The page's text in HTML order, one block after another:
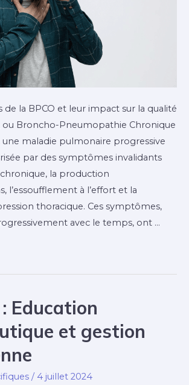
de la BPCO et leur impact sur la qualité
ou Broncho-Pneumopathie Chronique
une maladie pulmonaire progressive
par des symptômes invalidants
la production
l’essoufflement à l’effort et la
thoracique. Ces symptômes,
avec le temps, ont …
Education
et gestion
/ 4 juillet 2024